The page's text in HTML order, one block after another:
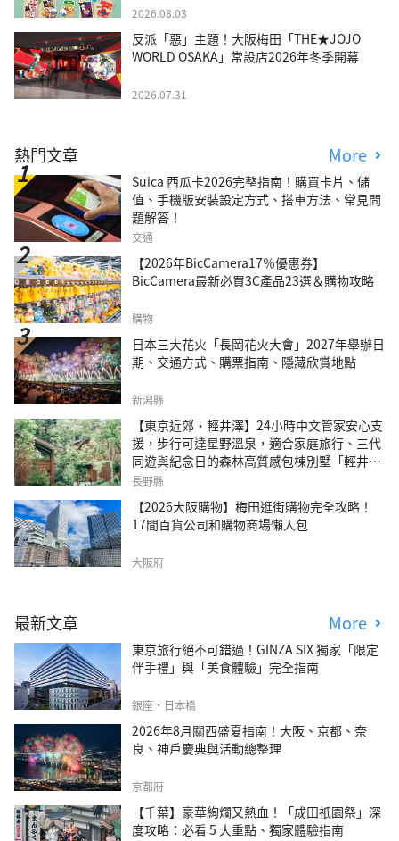
2026.08.03
反派「惡」主題！大阪梅田「THE★JOJO
WORLD OSAKA」常設店2026年冬季開幕
2026.07.31
熱門文章 More
Suica 西瓜卡2026完整指南！購買卡片、儲
值、手機版安裝設定方式、搭車方法、常見問
題解答！
交通
【2026年BicCamera17％優惠券】
BicCamera最新必買3C產品23選＆購物攻略
購物
日本三大花火「長岡花火大會」2027年舉辦日
期、交通方式、購票指南、隱藏欣賞地點
新潟縣
【東京近郊・輕井澤】24小時中文管家安心支
援，步行可達星野溫泉，適合家庭旅行、三代
同遊與紀念日的森林高質感包棟別墅「輕井澤
森四季VILLA」
長野縣
【2026大阪購物】梅田逛街購物完全攻略！
17間百貨公司和購物商場懶人包
大阪府
最新文章 More
東京旅行絕不可錯過！GINZA SIX 獨家「限定
伴手禮」與「美食體驗」完全指南
銀座・日本橋
2026年8月關西盛夏指南！大阪、京都、奈
良、神戶慶典與活動總整理
京都府
【千葉】豪華絢爛又熱血！「成田祇園祭」深
度攻略：必看 5 大重點、獨家體驗指南